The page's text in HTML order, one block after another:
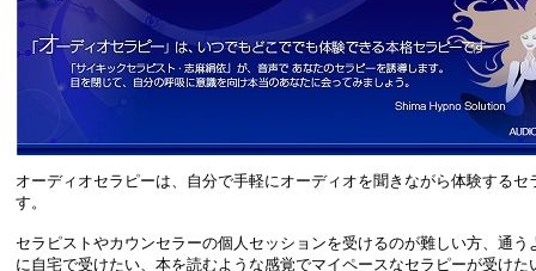
オーディオセラピーは、自分で手軽にオーディオを聞きながら体験するセ
す。
セラピストやカウンセラーの個人セッションを受けるのが難しい方、通う
に自宅で受けたい、本を読むような感覚でマイペースなセラピーが受けた